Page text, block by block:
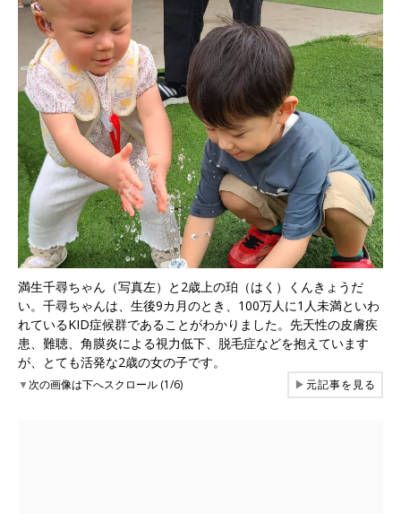
満生千尋ちゃん（写真左）と2歳上の珀（はく）くんきょうだ
い。千尋ちゃんは、生後9カ月のとき、100万人に1人未満といわ
れているKID症候群であることがわかりました。先天性の皮膚疾
患、難聴、角膜炎による視力低下、脱毛症などを抱えています
が、とても活発な2歳の女の子です。
▼次の画像は下へスクロール (1/6) ▶元記事を見る